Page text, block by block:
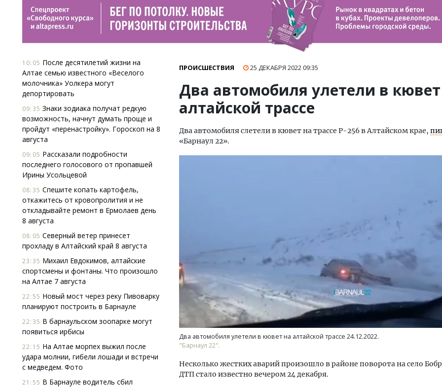
10:05 После десятилетий жизни на
Алтае семью известного «Веселого
молочника» Уолкера могут
депортировать
09:35 Знаки зодиака получат редкую
возможность, начнут думать проще и
пройдут «перенастройку». Гороскоп на 8
августа
09:05 Рассказали подробности
последнего голосового от пропавшей
Ирины Усольцевой
08:35 Спешите копать картофель,
откажитесь от кровопролития и не
откладывайте ремонт в Ермолаев день
8 августа
08:05 Северный ветер принесет
прохладу в Алтайский край 8 августа
23:35 Михаил Евдокимов, алтайские
спортсмены и фонтаны. Что произошло
на Алтае 7 августа
22:55 Новый мост через реку Пивоварку
планируют построить в Барнауле
22:35 В барнаульском зоопарке могут
появиться ирбисы
22:15 На Алтае морпех выжил после
удара молнии, гибели лошади и встречи
с медведем. Фото
21:55 В Барнауле водитель сбил
ПРОИСШЕСТВИЯ 25 ДЕКАБРЯ 202209:35
Два автомобиля улетели в
алтайской трассе
Два автомобиля слетели в кювет на трассе Р-256 в Алтайском крае,
«Барнаул 22».
Два автомобиля улетели в кювет на алтайской трассе 24.12.2022.
"Барнаул 22".
Несколько жестких аварий произошло в районе поворота на село
ДТП стало известно вечером 24 декабря.
Архитектурный код начинается с
земли. Мощение крупноформатными
плитами становится новым
стандартом благоустройства
Смелость архитектурных
Генеральный директор
трендах в фасадах и